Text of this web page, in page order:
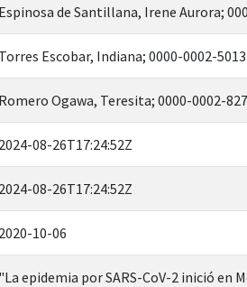
Espinosa de Santillana, Irene Aurora;
Torres Escobar, Indiana; 0000-0002-
Romero Ogawa, Teresita; 0000-0002-
2024-08-26T17:24:52Z
2024-08-26T17:24:52Z
2020-10-06
"La epidemia por SARS-CoV-2 inició en